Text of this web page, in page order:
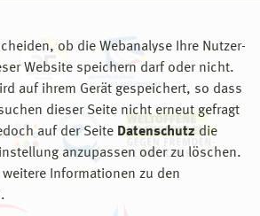
ob die Webanalyse Ihre Nutzer-
Website speichern darf oder nicht.
auf ihrem Gerät gespeichert, so dass
dieser Seite nicht erneut gefragt
auf der Seite Datenschutz die
anzupassen oder zu löschen.
Informationen zu den